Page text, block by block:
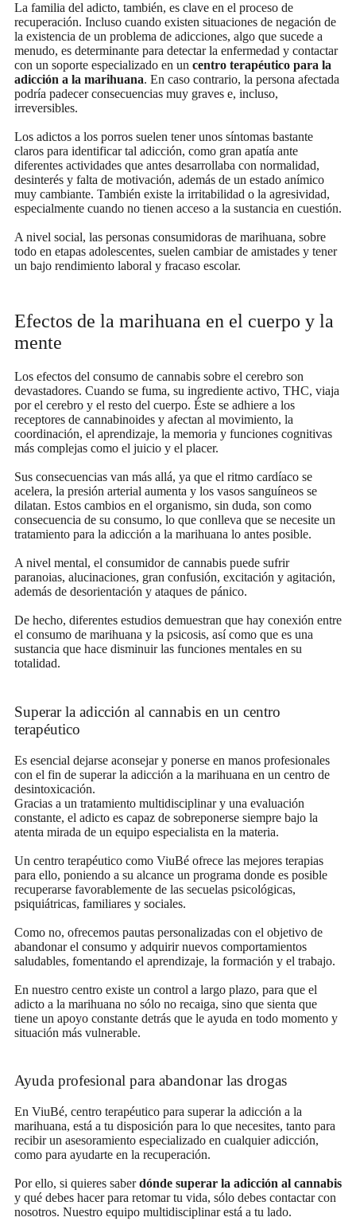
La familia del adicto, también, es clave en el proceso de
recuperación. Incluso cuando existen situaciones de negación de
la existencia de un problema de adicciones, algo que sucede a
menudo, es determinante para detectar la enfermedad y contactar
con un soporte especializado en un centro terapéutico para la
adicción a la marihuana. En caso contrario, la persona afectada
podría padecer consecuencias muy graves e, incluso,
irreversibles.
Los adictos a los porros suelen tener unos síntomas bastante
claros para identificar tal adicción, como gran apatía ante
diferentes actividades que antes desarrollaba con normalidad,
desinterés y falta de motivación, además de un estado anímico
muy cambiante. También existe la irritabilidad o la agresividad,
especialmente cuando no tienen acceso a la sustancia en cuestión.
A nivel social, las personas consumidoras de marihuana, sobre
todo en etapas adolescentes, suelen cambiar de amistades y tener
un bajo rendimiento laboral y fracaso escolar.
Efectos de la marihuana en el cuerpo y la
mente
Los efectos del consumo de cannabis sobre el cerebro son
devastadores. Cuando se fuma, su ingrediente activo, THC, viaja
por el cerebro y el resto del cuerpo. Éste se adhiere a los
receptores de cannabinoides y afectan al movimiento, la
coordinación, el aprendizaje, la memoria y funciones cognitivas
más complejas como el juicio y el placer.
Sus consecuencias van más allá, ya que el ritmo cardíaco se
acelera, la presión arterial aumenta y los vasos sanguíneos se
dilatan. Estos cambios en el organismo, sin duda, son como
consecuencia de su consumo, lo que conlleva que se necesite un
tratamiento para la adicción a la marihuana lo antes posible.
A nivel mental, el consumidor de cannabis puede sufrir
paranoias, alucinaciones, gran confusión, excitación y agitación,
además de desorientación y ataques de pánico.
De hecho, diferentes estudios demuestran que hay conexión entre
el consumo de marihuana y la psicosis, así como que es una
sustancia que hace disminuir las funciones mentales en su
totalidad.
Superar la adicción al cannabis en un centro
terapéutico
Es esencial dejarse aconsejar y ponerse en manos profesionales
con el fin de superar la adicción a la marihuana en un centro de
desintoxicación.
Gracias a un tratamiento multidisciplinar y una evaluación
constante, el adicto es capaz de sobreponerse siempre bajo la
atenta mirada de un equipo especialista en la materia.
Un centro terapéutico como ViuBé ofrece las mejores terapias
para ello, poniendo a su alcance un programa donde es posible
recuperarse favorablemente de las secuelas psicológicas,
psiquiátricas, familiares y sociales.
Como no, ofrecemos pautas personalizadas con el objetivo de
abandonar el consumo y adquirir nuevos comportamientos
saludables, fomentando el aprendizaje, la formación y el trabajo.
En nuestro centro existe un control a largo plazo, para que el
adicto a la marihuana no sólo no recaiga, sino que sienta que
tiene un apoyo constante detrás que le ayuda en todo momento y
situación más vulnerable.
Ayuda profesional para abandonar las drogas
En ViuBé, centro terapéutico para superar la adicción a la
marihuana, está a tu disposición para lo que necesites, tanto para
recibir un asesoramiento especializado en cualquier adicción,
como para ayudarte en la recuperación.
Por ello, si quieres saberdónde superar la adicción al cannabis
y qué debes hacer para retomar tu vida, sólo debes contactar con
nosotros. Nuestro equipo multidisciplinar está a tu lado.